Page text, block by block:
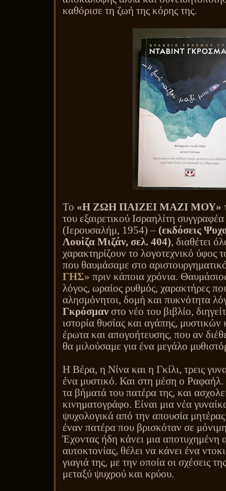
καθόρισε τη ζωή της κόρης της.
Το «Η ΖΩΗ ΠΑΙΖΕΙ ΜΑΖΙ ΜΟΥ»
του εξαιρετικού Ισραηλίτη συγγραφέα
(Ιερουσαλήμ, 1954) – (εκδόσεις
Λουίζα Μιζάν, σελ. 404), διαθέτει
χαρακτηρίζουν το λογοτεχνικό ύφος
που θαυμάσαμε στο
ΓΗΣ» πριν κάποια χρόνια.
λόγος, ωραίος ρυθμός, χαρακτήρες
αλησμόνητοι, δομή και πυκνότητα
Γκρόσμαν στο νέο του βιβλίο,
ιστορία θυσίας και αγάπης,
έρωτα και απογοήτευσης, που αν
θα μιλούσαμε για ένα μεγάλο
Η Βέρα, η Νίνα και η Γκίλι, τρεις
ένα μυστικό. Και στη μέση ο Ραφαήλ.
τα βήματά του πατέρα της, και
κινηματογράφο. Είναι μια νέα
ψυχολογικά από την απουσία
έναν πατέρα που βρισκόταν σε
Έχοντας ήδη κάνει μια αποτυχημένη
αυτοκτονίας, θέλει να κάνει ένα
γιαγιά της, με την οποία οι σχέσεις
μεταξύ ψυχρού και κρύου.